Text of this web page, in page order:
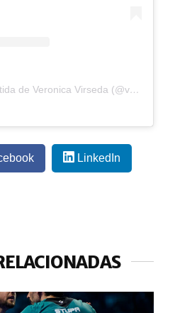
Una publicación compartida de Veronica Virseda (@verovirseda)
LinkedIn